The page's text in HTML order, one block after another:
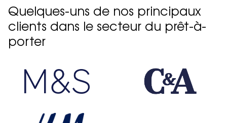
Quelques-uns de nos principaux
clients dans le secteur du prêt-à-
porter